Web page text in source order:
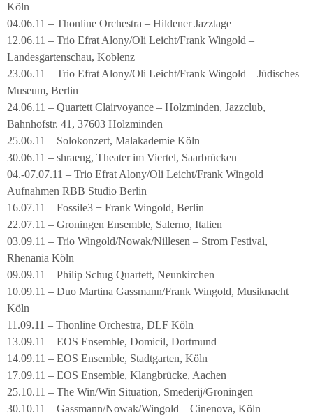
Köln
04.06.11 – Thonline Orchestra – Hildener Jazztage
12.06.11 – Trio Efrat Alony/Oli Leicht/Frank Wingold –
Landesgartenschau, Koblenz
23.06.11 – Trio Efrat Alony/Oli Leicht/Frank Wingold – Jüdisches
Museum, Berlin
24.06.11 – Quartett Clairvoyance – Holzminden, Jazzclub,
Bahnhofstr. 41, 37603 Holzminden
25.06.11 – Solokonzert, Malakademie Köln
30.06.11 – shraeng, Theater im Viertel, Saarbrücken
04.-07.07.11 – Trio Efrat Alony/Oli Leicht/Frank Wingold
Aufnahmen RBB Studio Berlin
16.07.11 – Fossile3 + Frank Wingold, Berlin
22.07.11 – Groningen Ensemble, Salerno, Italien
03.09.11 – Trio Wingold/Nowak/Nillesen – Strom Festival,
Rhenania Köln
09.09.11 – Philip Schug Quartett, Neunkirchen
10.09.11 – Duo Martina Gassmann/Frank Wingold, Musiknacht
Köln
11.09.11 – Thonline Orchestra, DLF Köln
13.09.11 – EOS Ensemble, Domicil, Dortmund
14.09.11 – EOS Ensemble, Stadtgarten, Köln
17.09.11 – EOS Ensemble, Klangbrücke, Aachen
25.10.11 – The Win/Win Situation, Smederij/Groningen
30.10.11 – Gassmann/Nowak/Wingold – Cinenova, Köln